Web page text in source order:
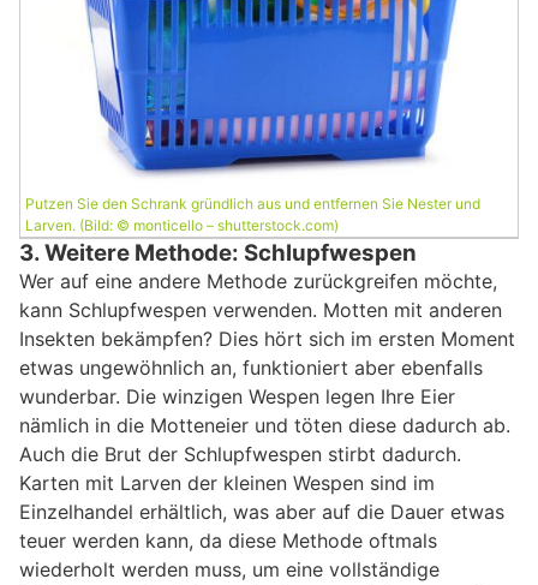
Putzen Sie den Schrank gründlich aus und entfernen Sie Nester und
Larven. (Bild: © monticello – shutterstock.com)
3. Weitere Methode: Schlupfwespen
Wer auf eine andere Methode zurückgreifen möchte,
kann Schlupfwespen verwenden. Motten mit anderen
Insekten bekämpfen? Dies hört sich im ersten Moment
etwas ungewöhnlich an, funktioniert aber ebenfalls
wunderbar. Die winzigen Wespen legen Ihre Eier
nämlich in die Motteneier und töten diese dadurch ab.
Auch die Brut der Schlupfwespen stirbt dadurch.
Karten mit Larven der kleinen Wespen sind im
Einzelhandel erhältlich, was aber auf die Dauer etwas
teuer werden kann, da diese Methode oftmals
wiederholt werden muss, um eine vollständige